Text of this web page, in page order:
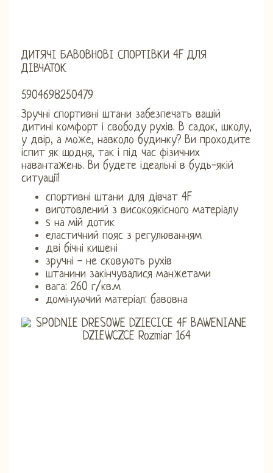
ДИТЯЧІ БАВОВНОВІ СПОРТІВКИ 4F ДЛЯ
ДІВЧАТОК
5904698250479
Зручні спортивні штани забезпечать вашій
дитині комфорт і свободу рухів. В садок, школу,
у двір, а може, навколо будинку? Ви проходите
іспит як щодня, так і під час фізичних
навантажень. Ви будете ідеальні в будь-якій
ситуації!
спортивні штани для дівчат 4F
виготовлений з високоякісного матеріалу
s на мій дотик
еластичний пояс з регулюванням
дві бічні кишені
зручні - не сковують рухів
штанини закінчувалися манжетами
вага: 260 г/кв.м
домінуючий матеріал: бавовна